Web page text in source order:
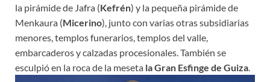
la pirámide de Jafra (Kefrén) y la pequeña pirámide de
Menkaura (Micerino), junto con varias otras subsidiarias
menores, templos funerarios, templos del valle,
embarcaderos y calzadas procesionales. También se
esculpió en la roca de la meseta la Gran Esfinge de Guiza.